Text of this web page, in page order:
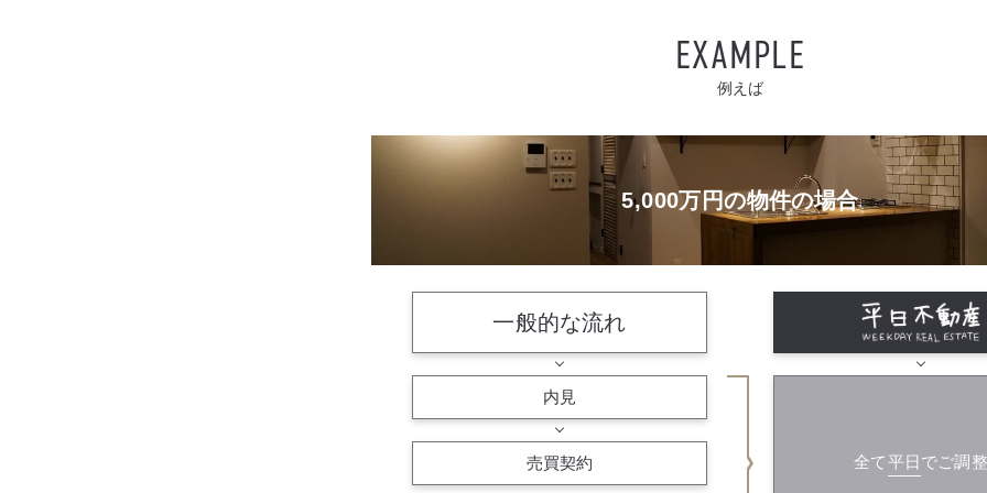
例えば
5,000万円の物件の場合
一般的な流れ
内見
売買契約 全て平日 でご調整